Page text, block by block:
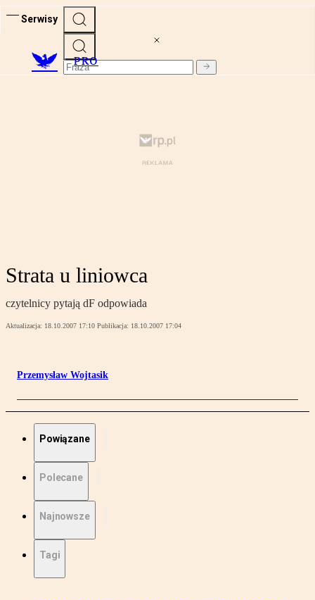
Serwisy
PRO
Strata u liniowca
czytelnicy pytają dF odpowiada
Aktualizacja: 18.10.2007 17:10 Publikacja: 18.10.2007 17:04
Przemysław Wojtasik
Powiązane
Polecane
Najnowsze
Tagi